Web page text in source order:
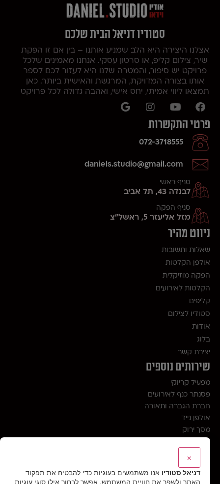
סטודיו דניאל הבית שלכם
אצלנו היצירה היא הלב שמניע אותנו – בין אם זו הפקת
שיר, צילום קליפ, או סרטון עסקי. אנחנו מאמינים שלכל
פרויקט יש סיפור, והמטרה שלנו היא לעזור לכם לספר
אותו בצורה המדויקת, המרגשת והאישית ביותר. כאן
תמצאו ליווי אמיתי, יחס אישי, ואהבה גדולה לכל פרויקט
פרטי התקשרות
072-3718555
daniels.studio@gmail.com
סניף ראשי
לבנדה 43, תל אביב
סניף הפקה
מזל אליעזר 5, ראשל"צ
ניווט מהיר
שאלות ותשובות
אולפן הקלטות
הפקה מוזיקלית
הקלטות לאירועים
קליפים
סטודיו לצילום
אודות
בלוג
יצירת קשר
שירותים נוספים
מפעיל קריוקי
פסנתר כנף לאירועים
חברת הגברה ותאורה
אולפן נייד
מסך ירוק
מצגת לחתונה
מצגת לבת מצווה
×
דניאל סטודיו אנו משתמשים בעוגיות כדי להבטיח את תפקוד
האתר ולשפר את חוויית המשתמש. אפשר לבחור אילו סוגי עוגיות